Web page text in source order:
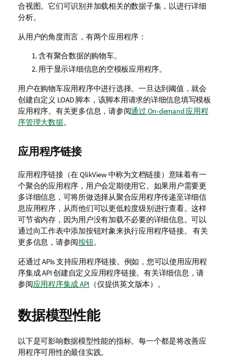
合视图。它们可识别并加载相关的数据子集，以进行详细
分析。
从用户的角度而言，有两个应用程序：
含有聚合数据的购物车。
用于显示详细信息的空模板应用程序。
用户在购物车应用程序中进行选择。一旦达到阈值，就会
创建自定义 LOAD脚本，该脚本用请求的详细信息填写模板
应用程序。 有关更多信息，请参阅通过 On-demand 应用程
序管理大数据。
应用程序链接
应用程序链接（在 QlikView中称为文档链接）意味着有一
个聚合的应用程序，用户会定期使用它。如果用户需要更
多详细信息，可将所做选择从聚合应用程序传递至详细信
息应用程序，从而他们可以更低粒度级别进行查看。这样
可节省内存，因为用户没有加载不必要的详细信息。可以
通过向工作表中添加按钮对象来执行应用程序链接。
有关
更多信息，请参阅按钮 。
还通过APIs支持应用程序链接。例如，您可以使用应用程
序集成 API 创建自定义应用程序链接。有关详细信息，请
参阅应用程序集成 API （仅提供英文版本） 。
数据模型性能
以下是可影响数据模型性能的指标。每一个都是将改善应
用程序可用性的最佳实践。